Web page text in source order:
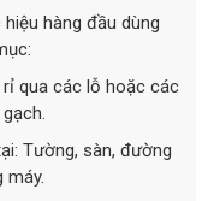
hàng đầu dùng
qua các lỗ hoặc các
Tường, sàn, đường
máy.